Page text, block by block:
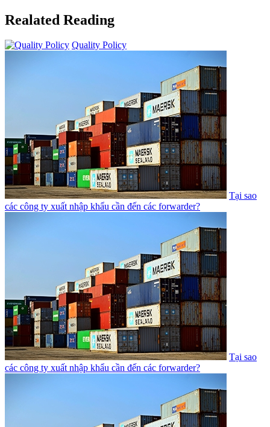
Realated Reading
Quality Policy
Tại sao
các công ty xuất nhập khẩu cần đến các forwarder?
Tại sao
các công ty xuất nhập khẩu cần đến các forwarder?